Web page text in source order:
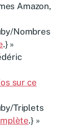
Amazon,
Nombres
.} »
sur ce
Triplets
.} »